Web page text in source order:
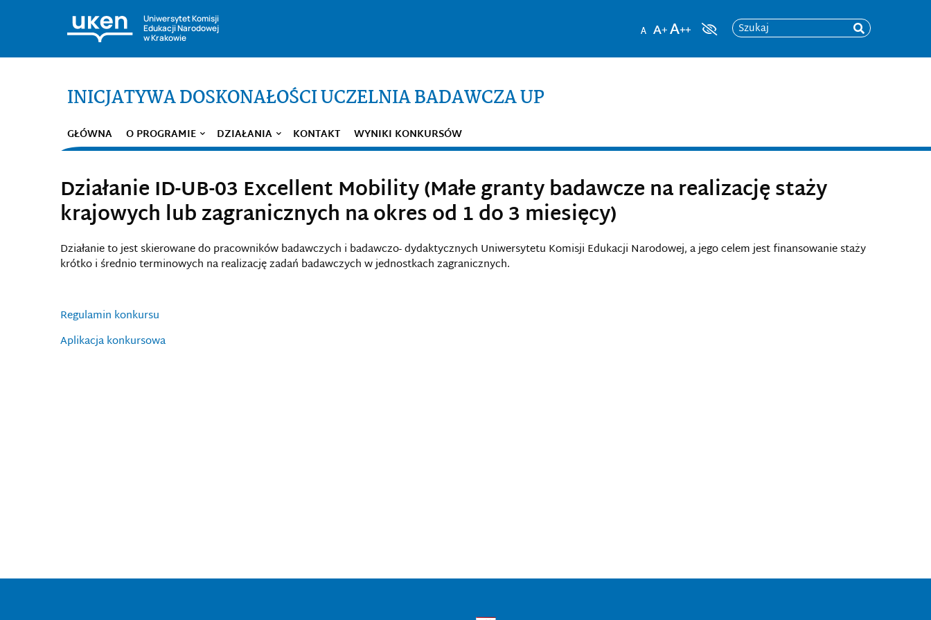
Uniwersytet Komisji
Edukacji Narodowej
w Krakowie
Szukaj
INICJATYWA DOSKONAŁOŚCI UCZELNIA BADAWCZA UP
GŁÓWNA O PROGRAMIE DZIAŁANIA KONTAKT WYNIKI KONKURSÓW
Działanie ID-UB-03 Excellent Mobility (Małe granty badawcze na realizację staży
krajowych lub zagranicznych na okres od 1 do 3 miesięcy)
Działanie to jest skierowane do pracowników badawczych i badawczo- dydaktycznych Uniwersytetu Komisji Edukacji Narodowej, a jego celem jest finansowanie staży
krótko i średnio terminowych na realizację zadań badawczych w jednostkach zagranicznych.
Regulamin konkursu
Aplikacja konkursowa